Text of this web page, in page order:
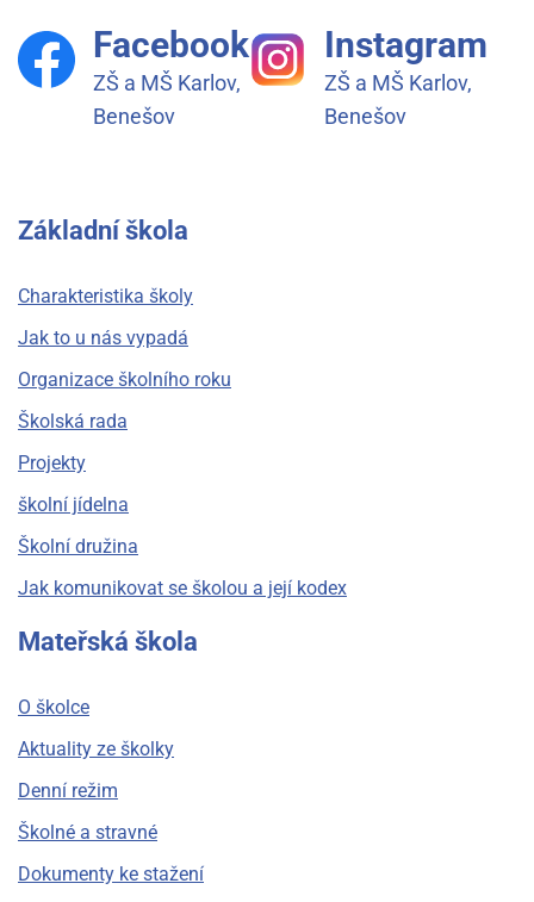
Facebook
ZŠ a MŠ Karlov,
Benešov
Instagram
ZŠ a MŠ Karlov,
Benešov
Základní škola
Charakteristika školy
Jak to u nás vypadá
Organizace školního roku
Školská rada
Projekty
školní jídelna
Školní družina
Jak komunikovat se školou a její kodex
Mateřská škola
O školce
Aktuality ze školky
Denní režim
Školné a stravné
Dokumenty ke stažení